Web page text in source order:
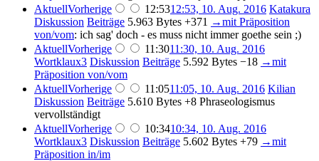
AktuellVorherige 12:5312:53, 10. Aug. 2016 Katakura
Diskussion Beiträge 5.963 Bytes +371 →mit Präposition
von/vom: ich sag' doch - es muss nicht immer goethe sein ;)
AktuellVorherige 11:3011:30, 10. Aug. 2016
Wortklaux3 Diskussion Beiträge 5.592 Bytes −18 →mit
Präposition von/vom
AktuellVorherige 11:0511:05, 10. Aug. 2016 Kilian
Diskussion Beiträge 5.610 Bytes +8 Phraseologismus
vervollständigt
AktuellVorherige 10:3410:34, 10. Aug. 2016
Wortklaux3 Diskussion Beiträge 5.602 Bytes +79 →mit
Präposition in/im